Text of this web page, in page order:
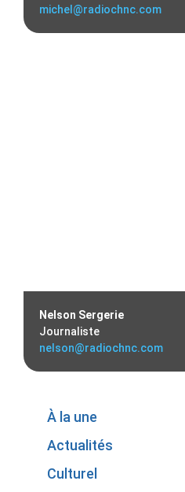
michel@radiochnc.com
Nelson Sergerie
Journaliste
nelson@radiochnc.com
À la une
Actualités
Culturel